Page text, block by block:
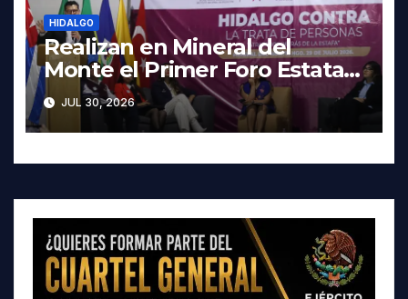
HIDALGO
Realizan en Mineral del
Monte el Primer Foro Estatal
contra la Trata de Personas
JUL 30, 2026